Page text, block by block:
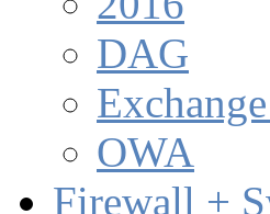
DAG
OWA
Firewall +